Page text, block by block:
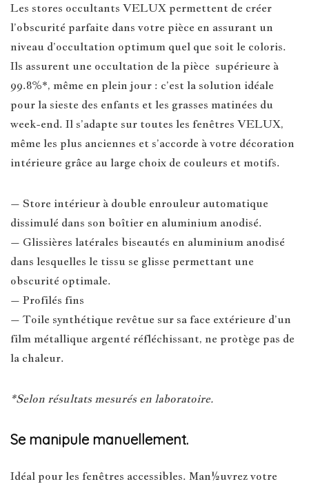
Les stores occultants VELUX permettent de créer
l’obscurité parfaite dans votre pièce en assurant un
niveau d’occultation optimum quel que soit le coloris.
Ils assurent une occultation de la pièce supérieure à
99.8%*, même en plein jour : c’est la solution idéale
pour la sieste des enfants et les grasses matinées du
week-end. Il s’adapte sur toutes les fenêtres VELUX,
même les plus anciennes et s’accorde à votre décoration
intérieure grâce au large choix de couleurs et motifs.
– Store intérieur à double enrouleur automatique
dissimulé dans son boîtier en aluminium anodisé.
– Glissières latérales biseautés en aluminium anodisé
dans lesquelles le tissu se glisse permettant une
obscurité optimale.
– Profilés fins
– Toile synthétique revêtue sur sa face extérieure d’un
film métallique argenté réfléchissant, ne protège pas de
la chaleur.
*Selon résultats mesurés en laboratoire.
Se manipule manuellement.
Idéal pour les fenêtres accessibles. Man½uvrez votre